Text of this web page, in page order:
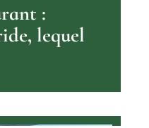
:
lequel